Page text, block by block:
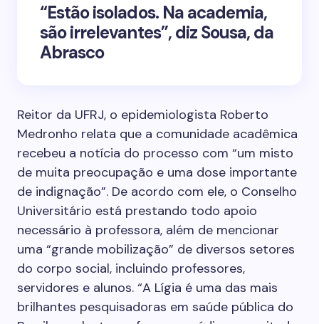
“Estão isolados. Na academia,
são irrelevantes”, diz Sousa, da
Abrasco
Reitor da UFRJ, o epidemiologista Roberto
Medronho relata que a comunidade acadêmica
recebeu a notícia do processo com “um misto
de muita preocupação e uma dose importante
de indignação”. De acordo com ele, o Conselho
Universitário está prestando todo apoio
necessário à professora, além de mencionar
uma “grande mobilização” de diversos setores
do corpo social, incluindo professores,
servidores e alunos. “A Lígia é uma das mais
brilhantes pesquisadoras em saúde pública do